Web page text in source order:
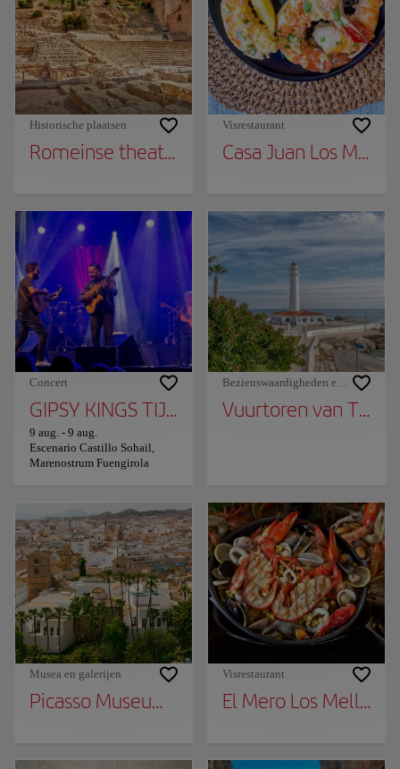
Historische plaatsen
Romeinse theater
Visrestaurant
Casa Juan Los
Concert
GIPSY KINGS TIJDENS EEN CONCERT
9 aug. - 9 aug.
Escenario Castillo Sohail,
Marenostrum Fuengirola
Bezienswaardigheden en
Vuurtoren van Torrox
Musea en galerijen
Picasso Museum Málaga
Visrestaurant
El Mero Los Mellizos